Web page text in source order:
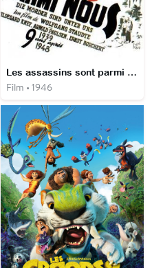
Les assassins sont parmi nous
Film • 1946